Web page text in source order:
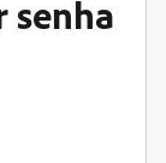
senha